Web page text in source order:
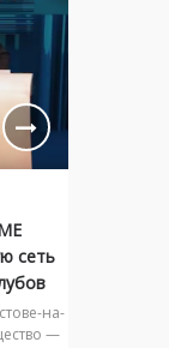
сеть
на-
—